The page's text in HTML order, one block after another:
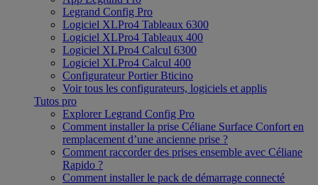
Legrand Config Pro
Logiciel XLPro4 Tableaux 6300
Logiciel XLPro4 Tableaux 400
Logiciel XLPro4 Calcul 6300
Logiciel XLPro4 Calcul 400
Configurateur Portier Bticino
Voir tous les configurateurs, logiciels et applis
Tutos pro
Explorer Legrand Config Pro
Comment installer la prise Céliane Surface Confort en
remplacement d’une ancienne prise ?
Comment raccorder des prises ensemble avec Céliane
Rapido ?
Comment installer le pack de démarrage connecté